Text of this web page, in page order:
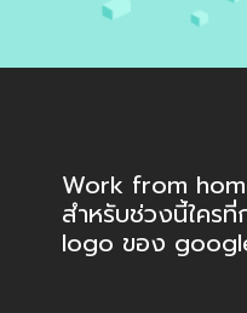
Work from
สำหรับช่วงนี้ใคร
logo ของ